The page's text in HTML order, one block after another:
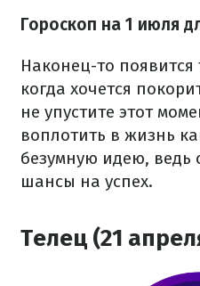
Гороскоп на 1 июля
Наконец-то
когда хочется
не упустите этот
воплотить в жизнь
безумную идею, ведь
шансы на успех.
Телец (21